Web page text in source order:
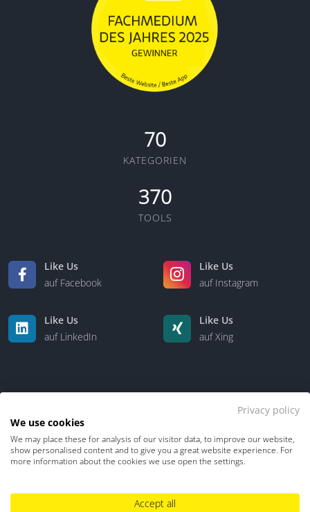
70
KATEGORIEN
370
TOOLS
Like Us
auf Facebook
Like Us
auf Instagram
Like Us
auf LinkedIn
Like Us
auf Xing
Kontakt Über uns
Impressum
Privacy policy
We use cookies
We may place these for analysis of our visitor data, to improve our website,
show personalised content and to give you a great website experience. For
more information about the cookies we use open the settings.
Accept all